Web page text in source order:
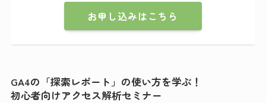
お申し込みはこちら
GA4の「探索レポート」の使い方を学ぶ！
初心者向けアクセス解析セミナー